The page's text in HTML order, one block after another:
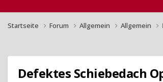
Startseite Forum Allgemein Allgemein
Defektes Schiebedach